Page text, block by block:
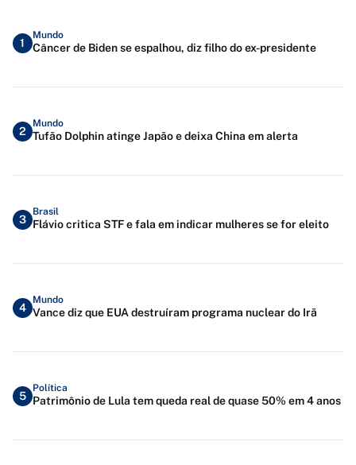
1
Mundo
Câncer de Biden se espalhou, diz filho do ex-presidente
2
Mundo
Tufão Dolphin atinge Japão e deixa China em alerta
3
Brasil
Flávio critica STF e fala em indicar mulheres se for eleito
4
Mundo
Vance diz que EUA destruíram programa nuclear do Irã
5
Política
Patrimônio de Lula tem queda real de quase 50% em 4 anos